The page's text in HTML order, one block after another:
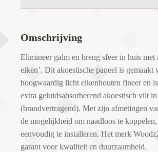
Omschrijving
Elimineer galm en breng sfeer in huis met
eiken’. Dit akoestische paneel is
hoogwaardig licht eikenhouten fineer en
extra geluidsabsorberend akoestisch vilt
(brandvertragend). Met zijn afmetingen
de mogelijkheid om naadloos te
eenvoudig te installeren. Het merk
garant voor kwaliteit en duurzaamheid.